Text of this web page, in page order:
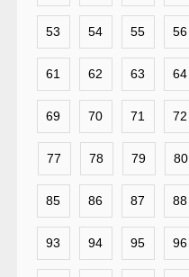
53 54 55 56
61 62 63 64
69 70 71 72
77 78 79 80
85 86 87 88
93 94 95 96